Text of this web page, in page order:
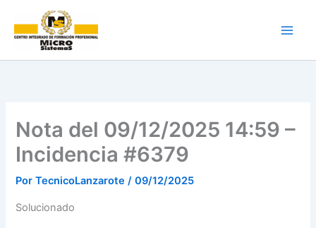
contenido
Nota del 09/12/2025 14:59 –
Incidencia #6379
PorTecnicoLanzarote/09/12/2025
Solucionado